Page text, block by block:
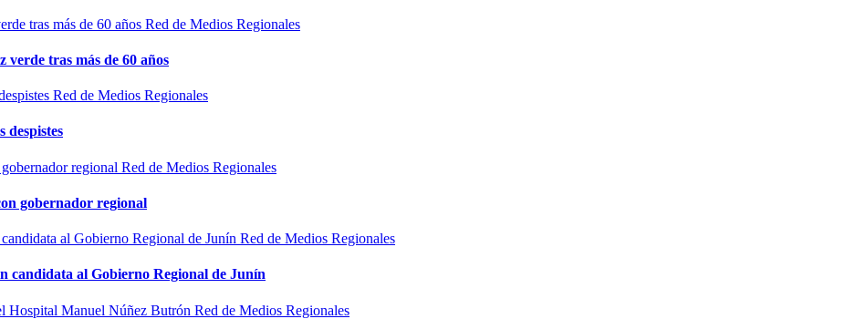
Red de Medios Regionales
tras más de 60 años
Red de Medios Regionales
despistes
Red de Medios Regionales
gobernador regional
Red de Medios Regionales
candidata al Gobierno Regional de Junín
Red de Medios Regionales